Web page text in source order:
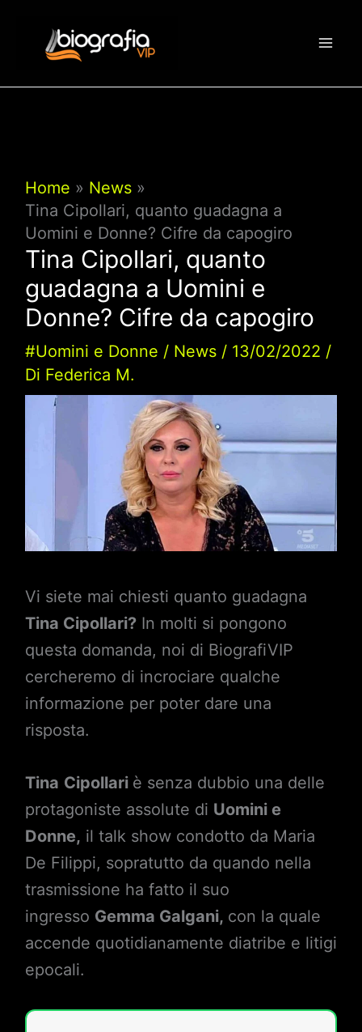
contenuto
Home
News
Tina Cipollari, quanto guadagna a
Uomini e Donne? Cifre da capogiro
Tina Cipollari, quanto
guadagna a Uomini e
Donne? Cifre da capogiro
#Uomini e Donne / News/ 13/02/2022 /
Di Federica M.
Vi siete mai chiesti quanto guadagna
Tina Cipollari?In molti si pongono
questa domanda, noi di BiografiVIP
cercheremo di incrociare qualche
informazione per poter dare una
risposta.
Tina Cipollari è senza dubbio una delle
protagoniste assolute di Uomini e
Donne, il talk show condotto da Maria
De Filippi, sopratutto da quando nella
trasmissione ha fatto il suo
ingresso Gemma Galgani, con la quale
accende quotidianamente diatribe e litigi
epocali.